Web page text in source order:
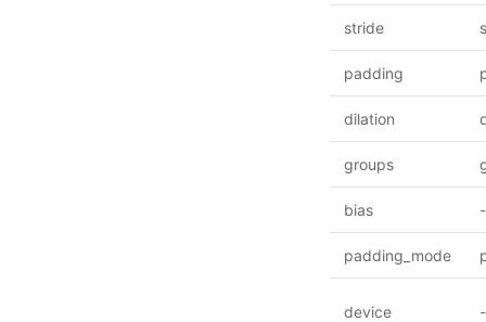
stride
padding
dilation
groups
bias -
padding_mode
device -